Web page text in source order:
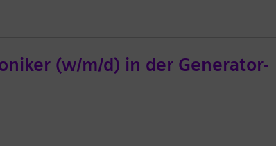
(w/m/d) in der Generator-